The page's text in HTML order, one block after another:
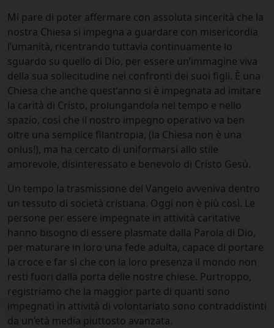
Mi pare di poter affermare con assoluta sincerità che la
nostra Chiesa si impegna a guardare con misericordia
l’umanità, ricentrando tuttavia continuamente lo
sguardo su quello di Dio, per essere un’immagine viva
della sua sollecitudine nei confronti dei suoi figli. È una
Chiesa che anche quest’anno si è impegnata ad imitare
la carità di Cristo, prolungandola nel tempo e nello
spazio, così che il nostro impegno operativo va ben
oltre una semplice filantropia, (la Chiesa non è una
onlus!), ma ha cercato di uniformarsi allo stile
amorevole, disinteressato e benevolo di Cristo Gesù.
Un tempo la trasmissione del Vangelo avveniva dentro
un tessuto di società cristiana. Oggi non è più così. Le
persone per essere impegnate in attività caritative
hanno bisogno di essere plasmate dalla Parola di Dio,
per maturare in loro una fede adulta, capace di portare
la croce e far sì che con la loro presenza il mondo non
resti fuori dalla porta delle nostre chiese. Purtroppo,
registriamo che la maggior parte di quanti sono
impegnati in attività di volontariato sono contraddistinti
da un’età media piuttosto avanzata.